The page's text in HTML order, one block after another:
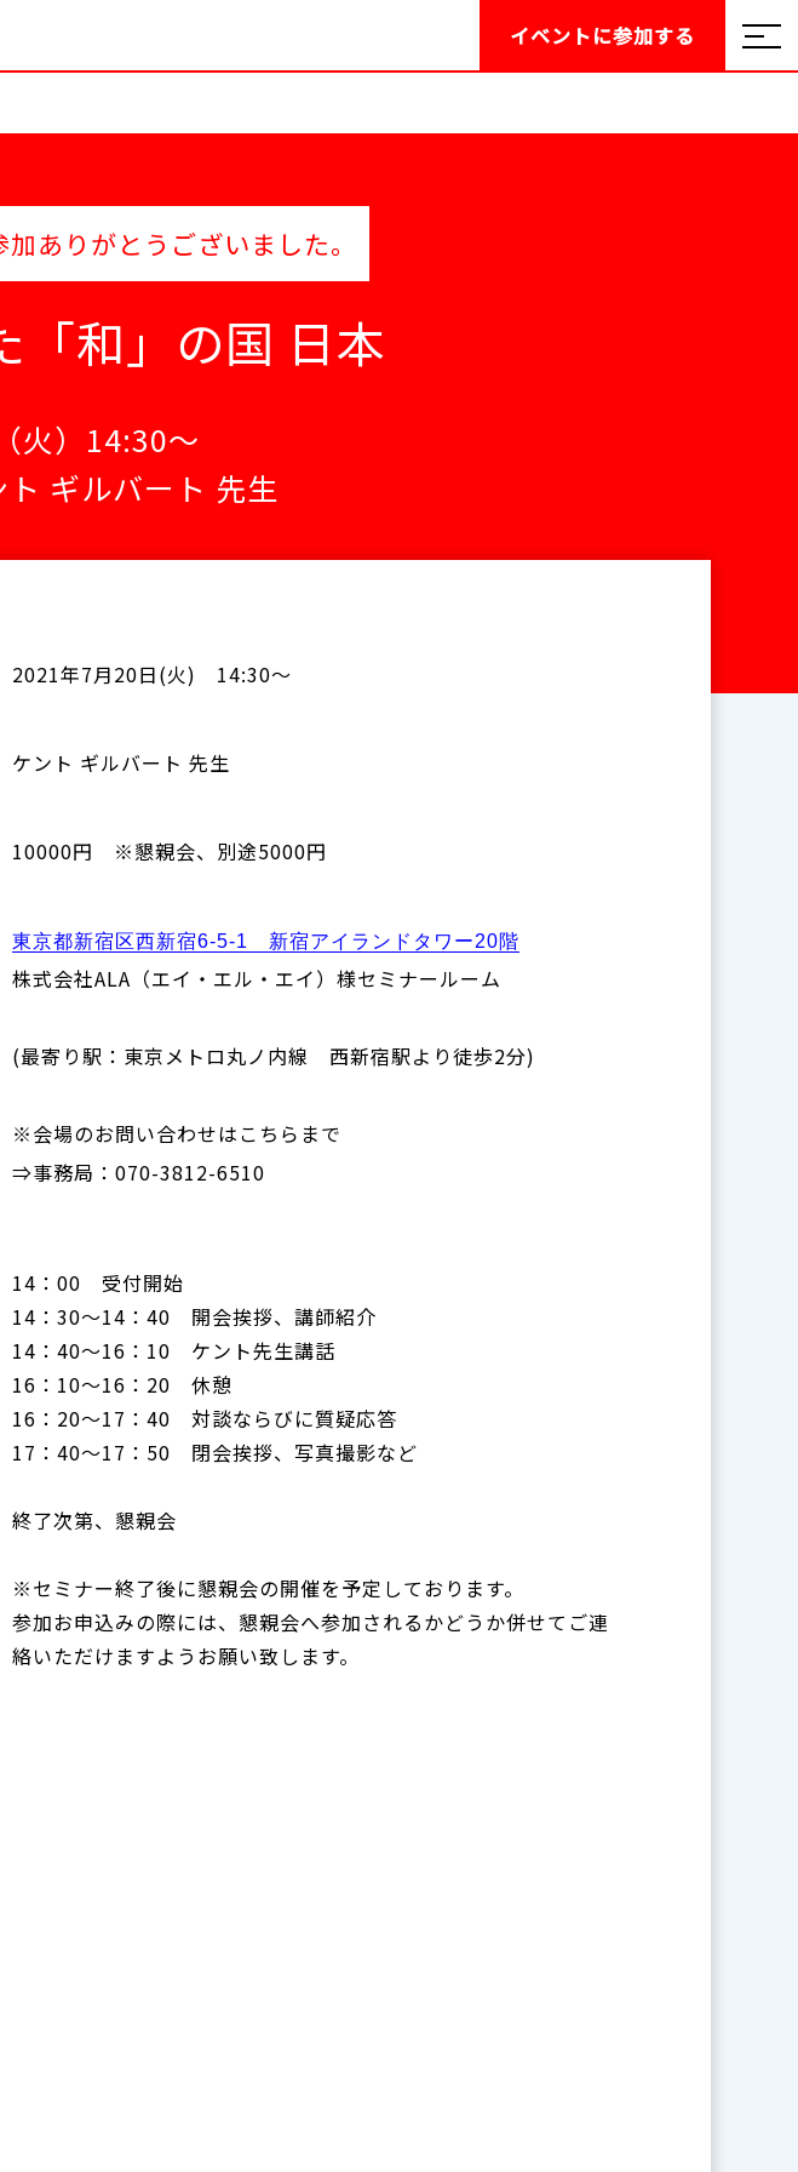
イベントに参加する
ありがとうございました。
「和」の国 日本
火）14:30～
ト ギルバート 先生
2021年7月20日(火) 14:30～
ケント ギルバート 先生
10000円 ※懇親会、別途5000円
東京都新宿区西新宿6-5-1 新宿アイランドタワー20階
株式会社ALA（エイ・エル・エイ）様セミナールーム
(最寄り駅：東京メトロ丸ノ内線 西新宿駅より徒歩2分)
※会場のお問い合わせはこちらまで
⇒事務局：070-3812-6510
14：00 受付開始
14：30～14：40 開会挨拶、講師紹介
14：40～16：10 ケント先生講話
16：10～16：20 休憩
16：20～17：40 対談ならびに質疑応答
17：40～17：50 閉会挨拶、写真撮影など
終了次第、懇親会
※セミナー終了後に懇親会の開催を予定しております。
参加お申込みの際には、懇親会へ参加されるかどうか併せてご連
絡いただけますようお願い致します。